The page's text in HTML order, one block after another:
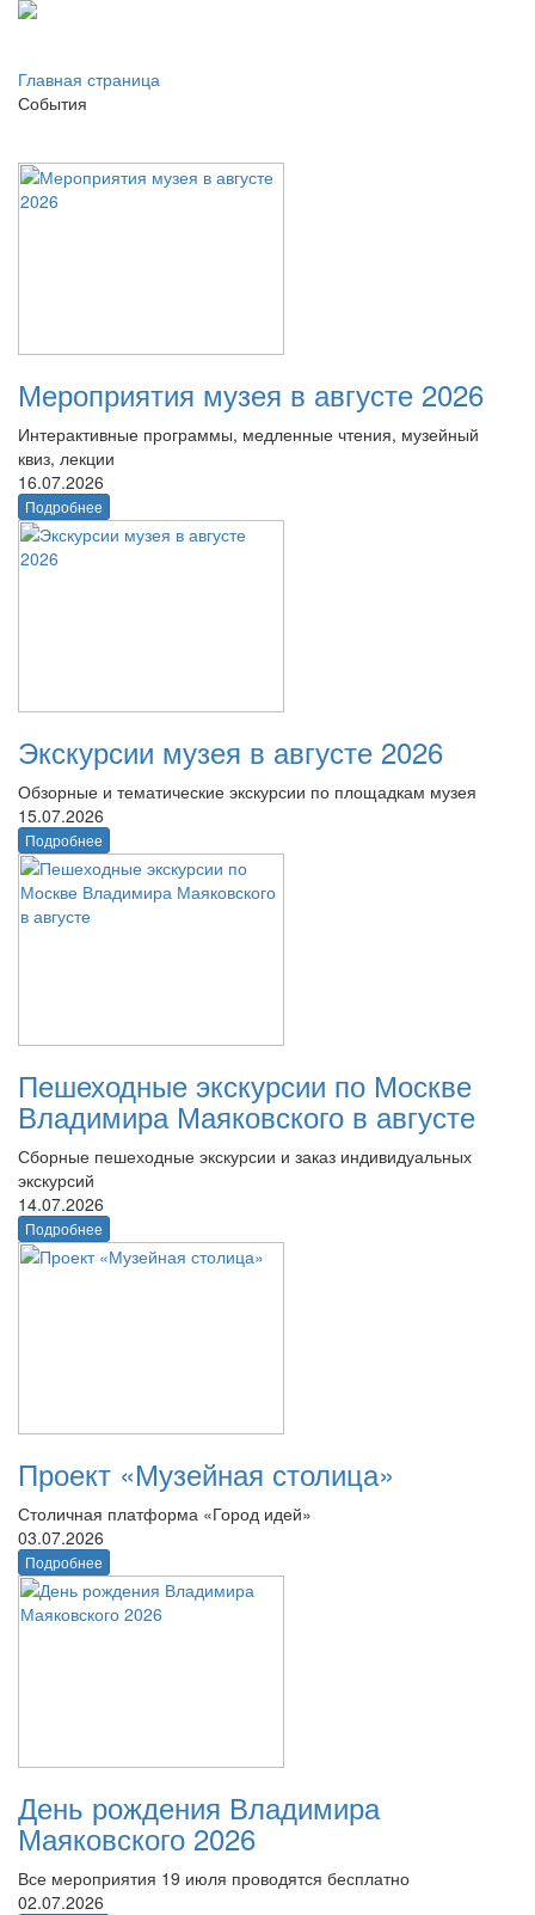
Главная страница
События
Мероприятия музея в августе 2026
Интерактивные программы, медленные чтения, музейный
квиз, лекции
16.07.2026
Подробнее
Экскурсии музея в августе 2026
Обзорные и тематические экскурсии по площадкам музея
15.07.2026
Подробнее
Пешеходные экскурсии по Москве
Владимира Маяковского в августе
Сборные пешеходные экскурсии и заказ индивидуальных
экскурсий
14.07.2026
Подробнее
Проект «Музейная столица»
Столичная платформа «Город идей»
03.07.2026
Подробнее
День рождения Владимира
Маяковского 2026
Все мероприятия 19 июля проводятся бесплатно
02.07.2026